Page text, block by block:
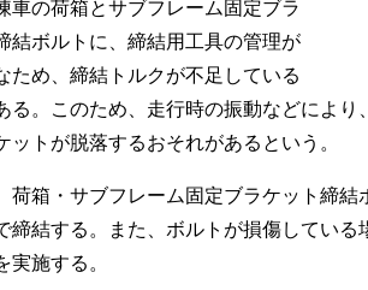
車の荷箱とサブフレーム固定ブラ
結ボルトに、締結用工具の管理が
ため、締結トルクが不足している
る。このため、走行時の振動などにより
ットが脱落するおそれがあるという。
荷箱・サブフレーム固定ブラケット締
締結する。また、ボルトが損傷してい
実施する。